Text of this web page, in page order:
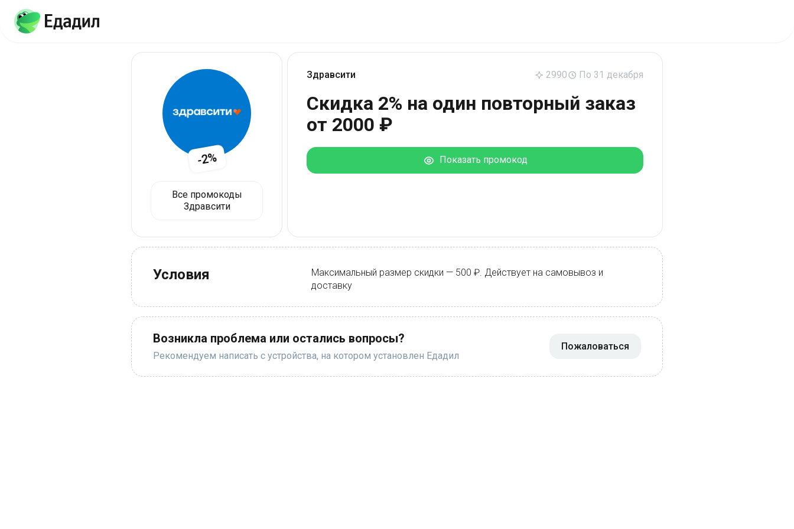
-2%
Все промокоды
Здравсити
Здравсити 2990 По 31 декабря
Скидка 2% на один повторный заказ
от 2000 ₽
Показать промокод
Условия
Максимальный размер скидки — 500 ₽. Действует на самовывоз и
доставку
Возникла проблема или остались вопросы?
Рекомендуем написать с устройства, на котором установлен Едадил
Пожаловаться